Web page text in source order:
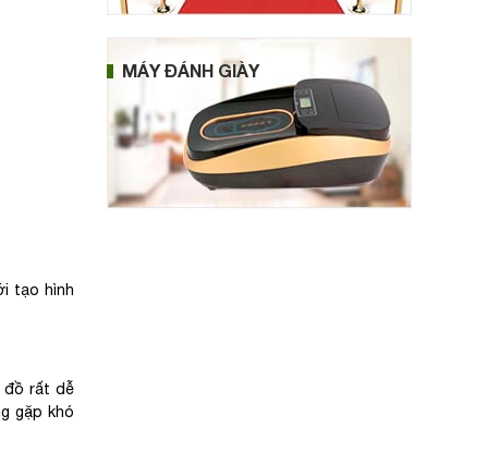
tạo hình
đồ rất dễ
gặp khó
MÁY ĐÁNH GIÀY